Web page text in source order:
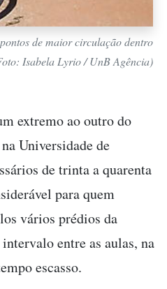
de maior circulação dentro
Isabela Lyrio / UnB Agência)
extremo ao outro do
Universidade de
de trinta a quarenta
para quem
vários prédios da
entre as aulas, na
escasso.